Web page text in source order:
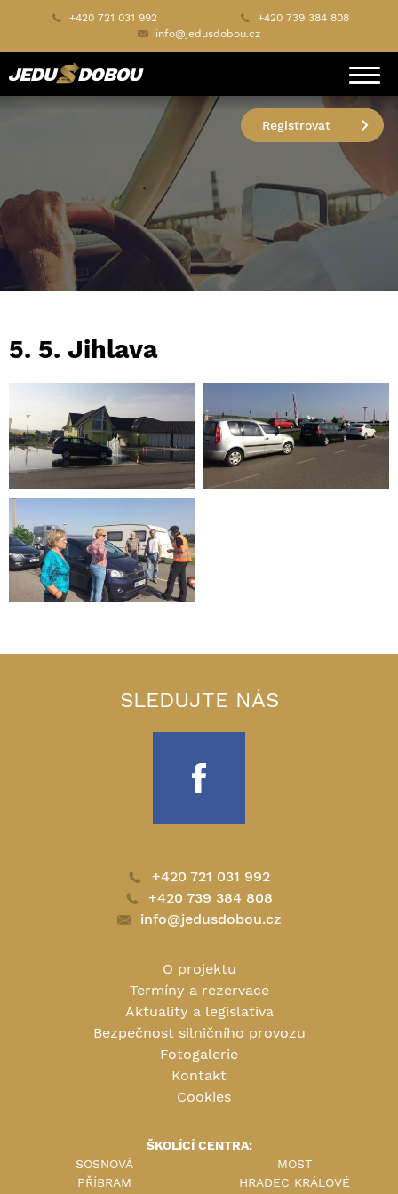
+420 721 031 992
+420 739 384 808
info@jedusdobou.cz
Registrovat
5. 5. Jihlava
SLEDUJTE NÁS
+420 721 031 992
+420 739 384 808
info@jedusdobou.cz
O projektu
Termíny a rezervace
Aktuality a legislativa
Bezpečnost silničního provozu
Fotogalerie
Kontakt
Cookies
ŠKOLÍCÍ CENTRA:
SOSNOVÁ
MOST
PŘÍBRAM
HRADEC KRÁLOVÉ